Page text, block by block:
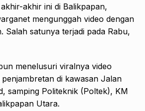
akhir ini di Balikpapan,
mengunggah video dengan
Salah satunya terjadi pada Rabu,
menelusuri viralnya video
di kawasan Jalan
samping Politeknik (Poltek), KM
Utara.